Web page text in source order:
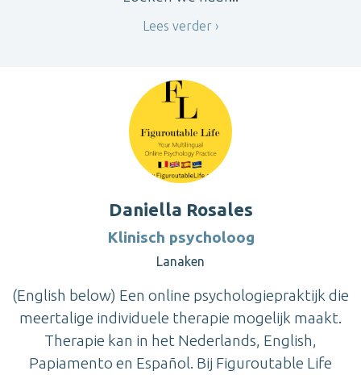
Lees verder
Daniella Rosales
Klinisch psycholoog
Lanaken
(English below) Een online psychologiepraktijk die
meertalige individuele therapie mogelijk maakt.
Therapie kan in het Nederlands, English,
Papiamento en Español. Bij Figuroutable Life